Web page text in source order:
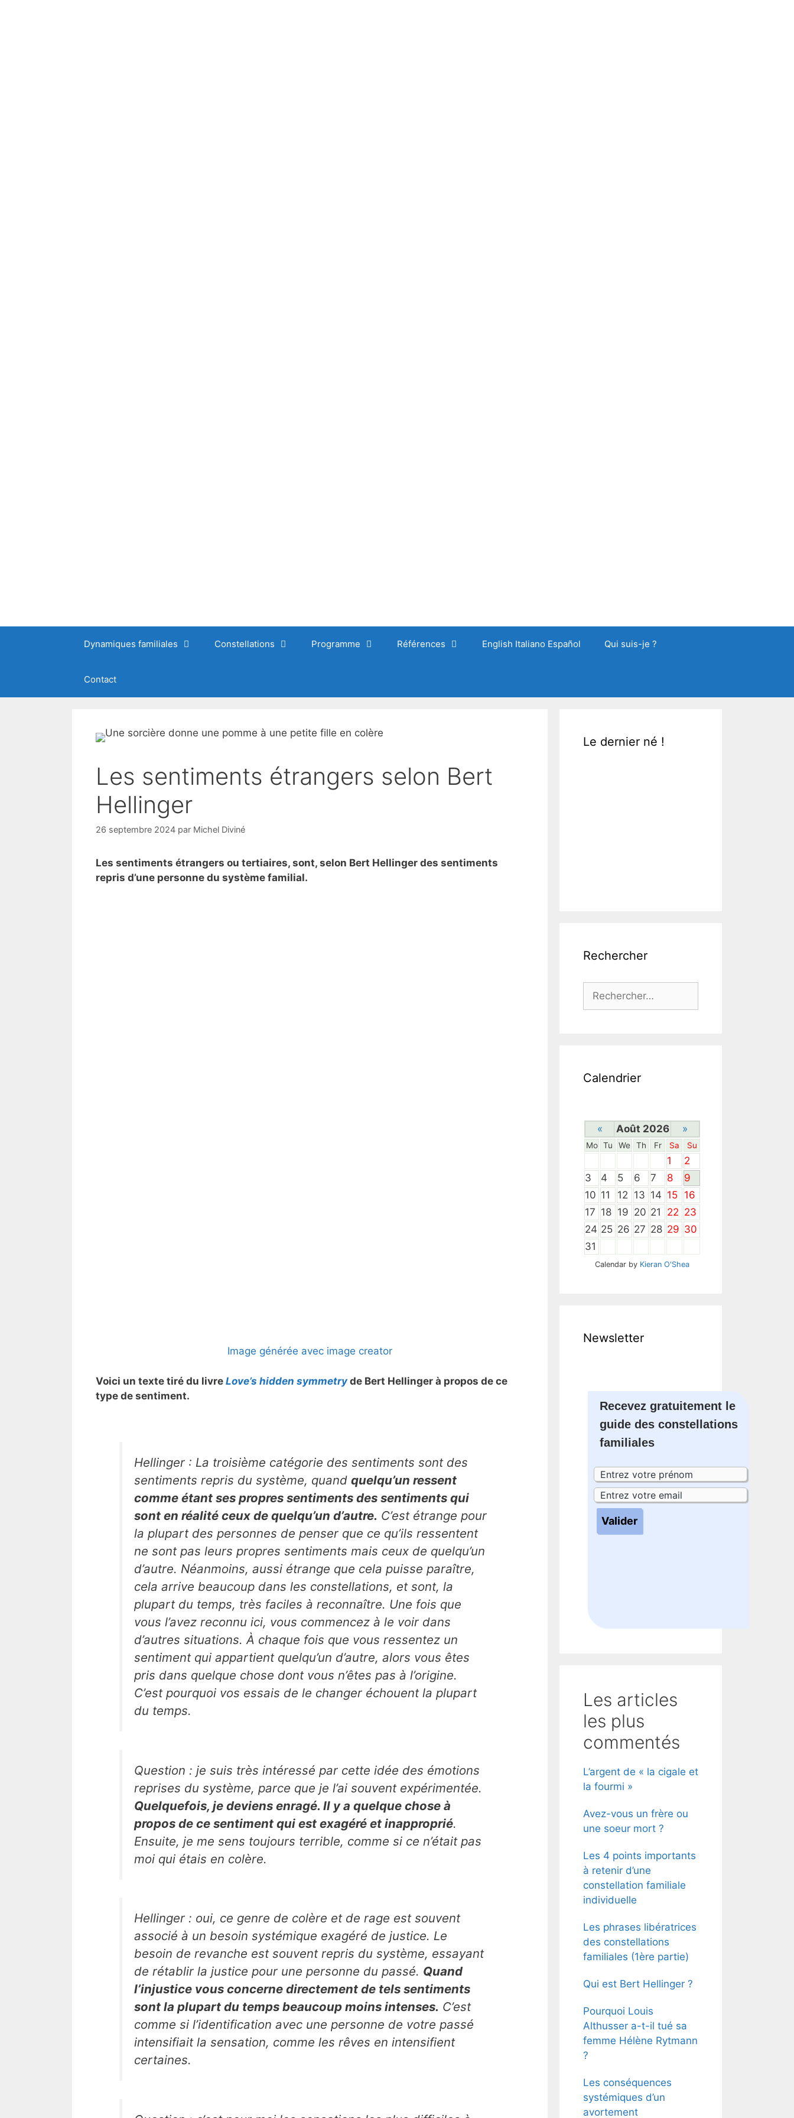
Dynamiques familiales Constellations Programme Références English Italiano Español Qui suis-je ?
Contact
Les sentiments étrangers selon Bert
Hellinger
26 septembre 2024 par Michel Diviné
Les sentiments étrangers ou tertiaires, sont, selon Bert Hellinger des sentiments
repris d’une personne du système familial.
Image générée avec image creator
Voici un texte tiré du livre Love’s hidden symmetryde Bert Hellinger à propos de ce
type de sentiment.
Hellinger : La troisième catégorie des sentiments sont des
sentiments repris du système, quand quelqu’un ressent
comme étant ses propres sentiments des sentiments qui
sont en réalité ceux de quelqu’un d’autre. C’est étrange pour
la plupart des personnes de penser que ce qu’ils ressentent
ne sont pas leurs propres sentiments mais ceux de quelqu’un
d’autre. Néanmoins, aussi étrange que cela puisse paraître,
cela arrive beaucoup dans les constellations, et sont, la
plupart du temps, très faciles à reconnaître. Une fois que
vous l’avez reconnu ici, vous commencez à le voir dans
d’autres situations. À chaque fois que vous ressentez un
sentiment qui appartient quelqu’un d’autre, alors vous êtes
pris dans quelque chose dont vous n’êtes pas à l’origine.
C’est pourquoi vos essais de le changer échouent la plupart
du temps.
Question : je suis très intéressé par cette idée des émotions
reprises du système, parce que je l’ai souvent expérimentée.
Quelquefois, je deviens enragé. Il y a quelque chose à
propos de ce sentiment qui est exagéré et inapproprié.
Ensuite, je me sens toujours terrible, comme si ce n’était pas
moi qui étais en colère.
Hellinger : oui, ce genre de colère et de rage est souvent
associé à un besoin systémique exagéré de justice. Le
besoin de revanche est souvent repris du système, essayant
de rétablir la justice pour une personne du passé. Quand
l’injustice vous concerne directement de tels sentiments
sont la plupart du temps beaucoup moins intenses. C’est
comme si l’identification avec une personne de votre passé
intensifiait la sensation, comme les rêves en intensifient
certaines.
Le dernier né !
Rechercher
Rechercher :
Calendrier
« Août 2026 »
Mo Tu We Th Fr Sa Su
1
2
3
4 5 6 7 8
9
10 11 12 13 14 15 16
17 18 19 20 21 22 23
24 25 26 27 28 29 30
31
Calendar by Kieran O'Shea
Newsletter
Recevez gratuitement le
guide des constellations
familiales
Les articles
les plus
commentés
L’argent de « la cigale et
la fourmi »
Avez-vous un frère ou
une soeur mort ?
Les 4 points importants
à retenir d’une
constellation familiale
individuelle
Les phrases libératrices
des constellations
familiales (1ère partie)
Qui est Bert Hellinger ?
Pourquoi Louis
Althusser a-t-il tué sa
femme Hélène Rytmann
?
Les conséquences
systémiques d’un
avortement